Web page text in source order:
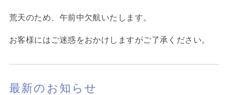
荒天のため、午前中欠航いたします。
お客様にはご迷惑をおかけしますがご了承ください。
最新のお知らせ